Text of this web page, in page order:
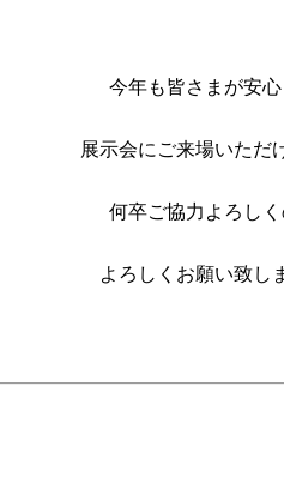
今年も皆さまが安
展示会にご来場いただ
何卒ご協力よろし
よろしくお願い致し